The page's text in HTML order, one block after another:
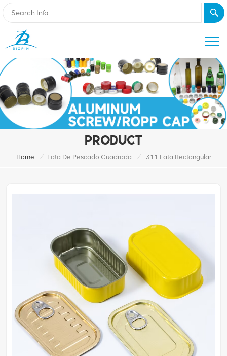
PRODUCT
Home / Lata De Pescado Cuadrada / 311 Lata Rectangular